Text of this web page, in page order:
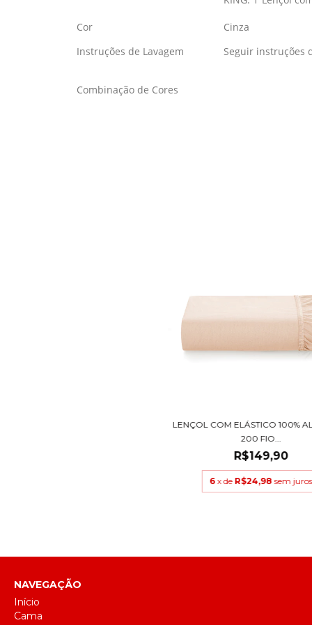
Cor
Cinza
Instruções de Lavagem
Seguir instruções
Combinação de Cores
LENÇOL COM ELÁSTICO 100%
200 FIO...
R$149,90
6 x de R$24,98 sem juros
NAVEGAÇÃO
Início
Cama